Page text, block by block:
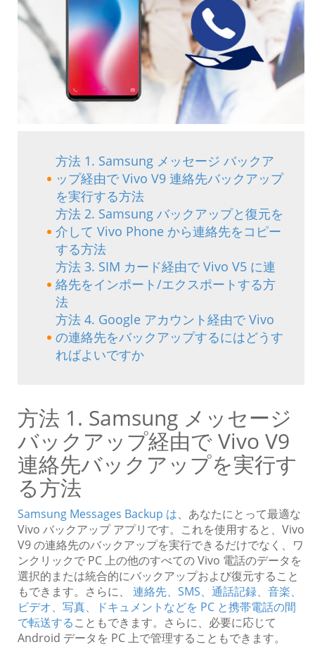
方法 1. Samsung メッセージ バックア
ップ経由で Vivo V9 連絡先バックアップ
を実行する方法
方法 2. Samsung バックアップと復元を
介して Vivo Phone から連絡先をコピー
する方法
方法 3. SIM カード経由で Vivo V5 に連
絡先をインポート/エクスポートする方
法
方法 4. Google アカウント経由で Vivo
の連絡先をバックアップするにはどうす
ればよいですか
方法 1. Samsung メッセージ
バックアップ経由で Vivo V9
連絡先バックアップを実行す
る方法
Samsung Messages Backup は、あなたにとって最適な
Vivo バックアップ アプリです。これを使用すると、Vivo
V9 の連絡先のバックアップを実行できるだけでなく、ワ
ンクリックで PC 上の他のすべての Vivo 電話のデータを
選択的または統合的にバックアップおよび復元すること
もできます。さらに、 連絡先、SMS、通話記録、音楽、
ビデオ、写真、ドキュメントなどを PC と携帯電話の間
で転送することもできます。さらに、必要に応じて
Android データを PC 上で管理することもできます。